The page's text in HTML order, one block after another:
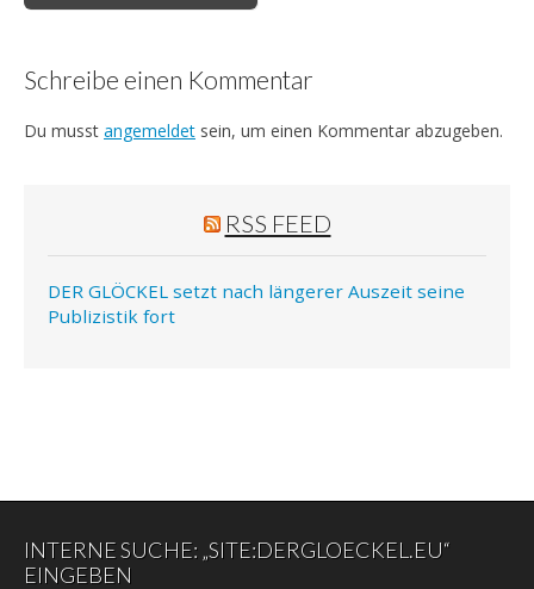
Schreibe einen Kommentar
Du musst angemeldet sein, um einen Kommentar abzugeben.
RSS FEED
DER GLÖCKEL setzt nach längerer Auszeit seine
Publizistik fort
INTERNE SUCHE: „SITE:DERGLOECKEL.EU“
EINGEBEN